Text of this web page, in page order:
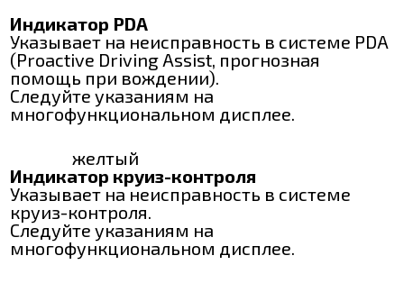
Индикатор PDA
Указывает на неисправность в системе PDA
(Proactive Driving Assist, прогнозная
помощь при вождении).
Следуйте указаниям на
многофункциональном дисплее.
желтый
Индикатор круиз-контроля
Указывает на неисправность в системе
круиз-контроля.
Следуйте указаниям на
многофункциональном дисплее.